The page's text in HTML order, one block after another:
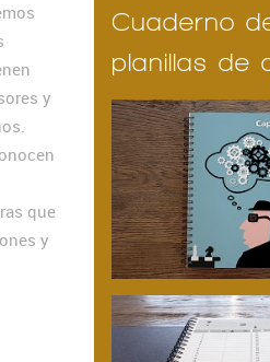
y
que
y
Cuaderno
planillas de